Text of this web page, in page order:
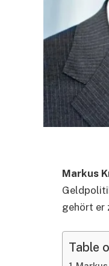
Markus
gehört er
Table